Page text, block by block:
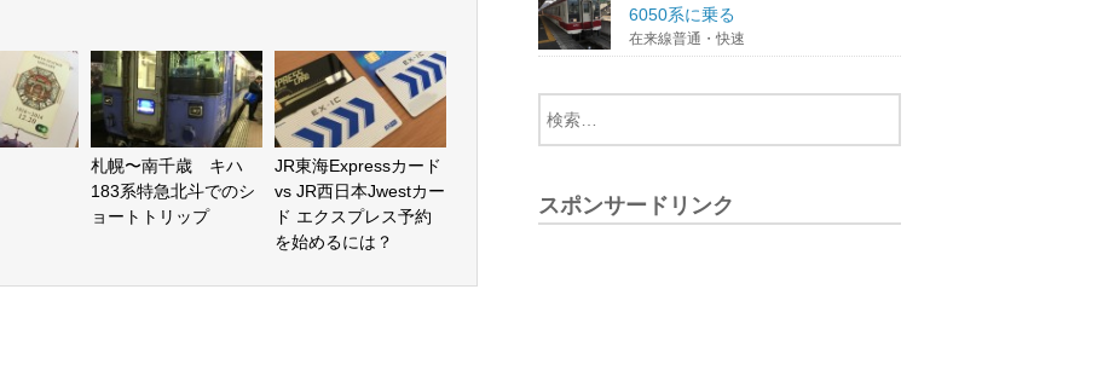
札幌〜南千歳 キハ
183系特急北斗でのシ
ョートトリップ
JR東海Expressカード
vs JR西日本Jwestカー
ド エクスプレス予約
を始めるには？
6050系に乗る
在来線普通・快速
スポンサードリンク